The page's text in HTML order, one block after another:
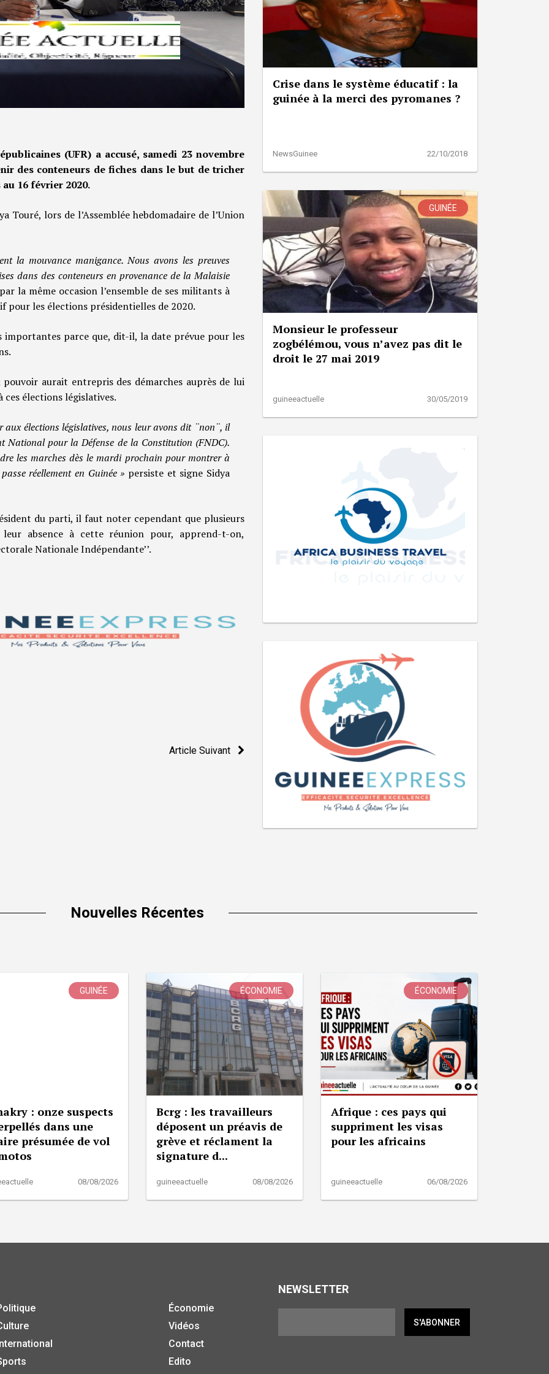
(UFR) a accusé, samedi 23 novembre
des conteneurs de fiches dans le but de tricher
16 février 2020.
Touré, lors de l’Assemblée hebdomadaire de l’Union
la mouvance manigance. Nous avons les preuves
dans des conteneurs en provenance de la Malaisie
la même occasion l’ensemble de ses militants à
les élections présidentielles de 2020.
parce que, dit-il, la date prévue pour les
aurait entrepris des démarches auprès de lui
élections législatives.
élections législatives, nous leur avons dit ¨non¨, il
National pour la Défense de la Constitution (FNDC).
les marches dès le mardi prochain pour montrer à
réellement en Guinée » persiste et signe Sidya
du parti, il faut noter cependant que plusieurs
absence à cette réunion pour, apprend-t-on,
Nationale Indépendante’’.
Article Suivant
Crise dans le système éducatif : la
guinée à la merci des pyromanes ?
NewsGuinee 22/10/2018
GUINÉE
Monsieur le professeur
zogbélémou, vous n’avez pas dit le
droit le 27 mai 2019
guineeactuelle 30/05/2019
Nouvelles Récentes
GUINÉE
: onze suspects
dans une
présumée de vol
08/08/2026
ÉCONOMIE
Bcrg : les travailleurs
déposent un préavis de
grève et réclament la
signature d...
guineeactuelle 08/08/2026
ÉCONOMIE
Afrique : ces pays qui
suppriment les visas
pour les africains
guineeactuelle 06/08/2026
International
Économie
Vidéos
Contact
Edito
NEWSLETTER
S'ABONNER